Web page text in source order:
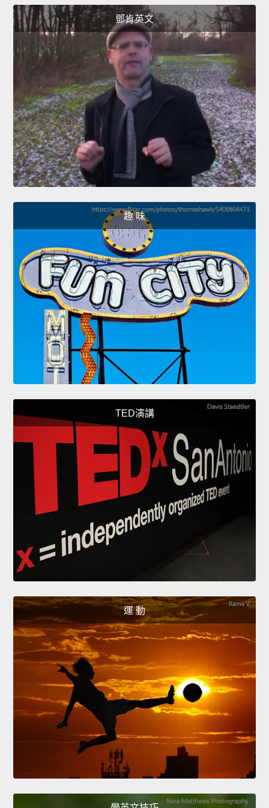
鄧肯英文
趣 味
TED演講
運 動